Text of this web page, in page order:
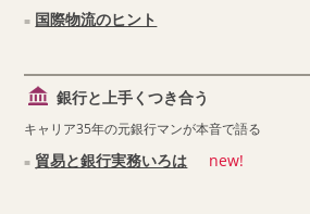
国際物流のヒント
銀行と上手くつき合う
キャリア35年の元銀行マンが本音で語る
貿易と銀行実務いろは new!